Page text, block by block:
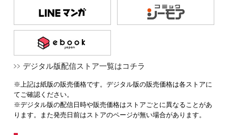
デジタル版配信ストア一覧はコチラ
※上記は紙版の販売価格です。デジタル版の販売価格は各ストアに
てご確認ください。
※デジタル版の配信日時や販売価格はストアごとに異なることがあ
ります。また発売日前はストアのページが無い場合があります。